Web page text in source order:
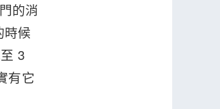
的消
時候
3
有它